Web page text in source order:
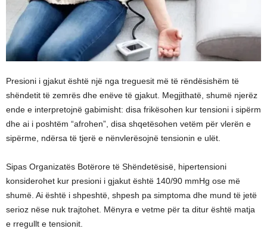
Presioni i gjakut është një nga treguesit më të rëndësishëm të
shëndetit të zemrës dhe enëve të gjakut. Megjithatë, shumë njerëz
ende e interpretojnë gabimisht: disa frikësohen kur tensioni i sipërm
dhe ai i poshtëm “afrohen”, disa shqetësohen vetëm për vlerën e
sipërme, ndërsa të tjerë e nënvlerësojnë tensionin e ulët.
Sipas Organizatës Botërore të Shëndetësisë, hipertensioni
konsiderohet kur presioni i gjakut është 140/90 mmHg ose më
shumë. Ai është i shpeshtë, shpesh pa simptoma dhe mund të jetë
serioz nëse nuk trajtohet. Mënyra e vetme për ta ditur është matja
e rregullt e tensionit.